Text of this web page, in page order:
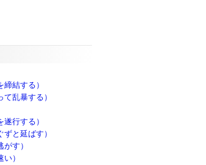
結する）
乱暴する）
行する）
と延ばす）
す）
）